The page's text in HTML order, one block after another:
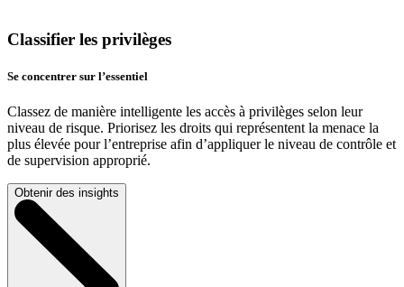
Classifier les privilèges
Se concentrer sur l’essentiel
Classez de manière intelligente les accès à privilèges selon leur
niveau de risque. Priorisez les droits qui représentent la menace la
plus élevée pour l’entreprise afin d’appliquer le niveau de contrôle et
de supervision approprié.
Obtenir des insights